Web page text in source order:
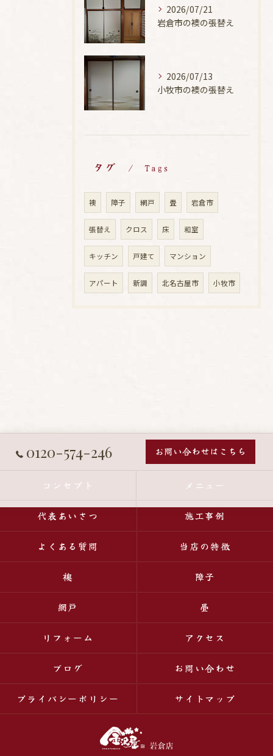
2026/07/21
岩倉市の襖の張替え
2026/07/13
小牧市の襖の張替え
タグ Tags
襖 障子 網戸 畳 岩倉市
張替え クロス 床 和室
キッチン 戸建て マンション
アパート 新調 北名古屋市 小牧市
0120-574-246 お問い合わせはこちら
コンセプト メニュー
代表あいさつ 施工事例
よくある質問 当店の特徴
襖 障子
網戸 畳
リフォーム アクセス
ブログ お問い合わせ
プライバシーポリシー サイトマップ